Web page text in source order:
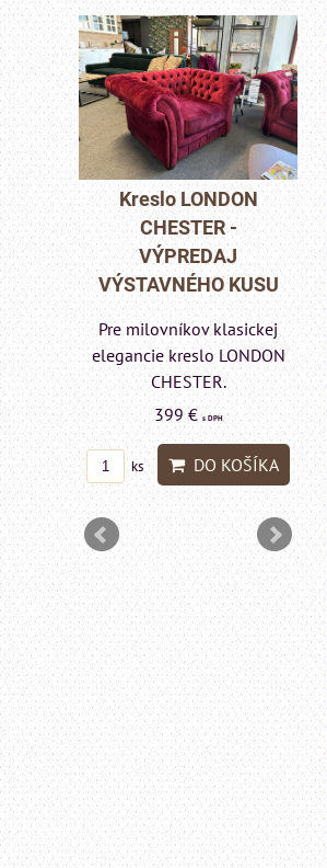
MIZAR - talianský
matrac 175x200 cm
Matrac MIZAR od
talianskeho systému
Rinaldi Bed System
ponúka...
699 €s DPH
ks DO KOŠÍKA